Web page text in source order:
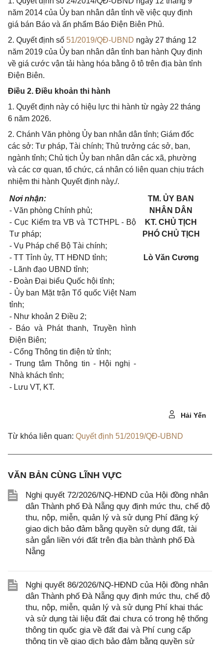
năm 2014 của Ủy ban nhân dân tỉnh về việc quy định
giá bán Báo và ấn phẩm Báo Điện Biên Phủ.
2. Quyết định số 51/2019/QĐ-UBND ngày 27 tháng 12
năm 2019 của Ủy ban nhân dân tỉnh ban hành Quy định
về giá cước vận tải hàng hóa bằng ô tô trên địa bàn tỉnh
Điện Biên.
Điều 2. Điều khoản thi hành
1. Quyết định này có hiệu lực thi hành từ ngày 22 tháng
6 năm 2026.
2. Chánh Văn phòng Ủy ban nhân dân tỉnh; Giám đốc
các sở: Tư pháp, Tài chính; Thủ trưởng các sở, ban,
ngành tỉnh; Chủ tịch Ủy ban nhân dân các xã, phường
và các cơ quan, tổ chức, cá nhân có liên quan chịu trách
nhiệm thi hành Quyết định này./.
Nơi nhận:
- Văn phòng Chính phủ;
- Cục Kiểm tra VB và TCTHPL - Bộ
Tư pháp;
- Vụ Pháp chế Bộ Tài chính;
- TT Tỉnh ủy, TT HĐND tỉnh;
- Lãnh đạo UBND tỉnh;
- Đoàn Đại biểu Quốc hội tỉnh;
- Ủy ban Mặt trận Tổ quốc Việt Nam
tỉnh;
- Như khoản 2 Điều 2;
- Báo và Phát thanh, Truyền hình
Điện Biên;
- Cổng Thông tin điện tử tỉnh;
- Trung tâm Thông tin - Hội nghị -
Nhà khách tỉnh;
- Lưu VT, KT.
TM. ỦY BAN
NHÂN DÂN
KT. CHỦ TỊCH
PHÓ CHỦ TỊCH
Lò Văn Cương
Hải Yến
Từ khóa liên quan: Quyết định 51/2019/QĐ-UBND
VĂN BẢN CÙNG LĨNH VỰC
Nghị quyết 72/2026/NQ-HĐND của Hội đồng nhân
dân Thành phố Đà Nẵng quy định mức thu, chế độ
thu, nộp, miễn, quản lý và sử dụng Phí đăng ký
giao dịch bảo đảm bằng quyền sử dụng đất, tài
sản gắn liền với đất trên địa bàn thành phố Đà
Nẵng
Nghị quyết 86/2026/NQ-HĐND của Hội đồng nhân
dân Thành phố Đà Nẵng quy định mức thu, chế độ
thu, nộp, miễn, quản lý và sử dụng Phí khai thác
và sử dụng tài liệu đất đai chưa có trong hệ thống
thông tin quốc gia về đất đai và Phí cung cấp
thông tin về giao dịch bảo đảm bằng quyền sử